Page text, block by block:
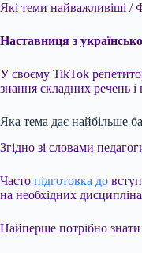
Які теми найважливіші /
Наставниця з
У своєму TikTok
знання складних речень
Яка тема дає найбільше
Згідно зі словами
Часто підготовка до
на необхідних
Найперше потрібно знати